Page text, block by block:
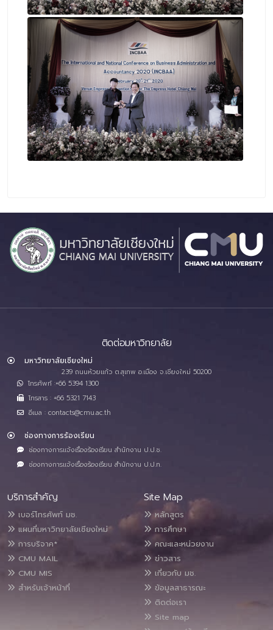
ติดต่อมหาวิทยาลัย
มหาวิทยาลัยเชียงใหม่
239 ถนนห้วยแก้ว ต.สุเทพ อ.เมือง จ.เชียงใหม่ 50200
โทรศัพท์ :+66 5394 1300
โทรสาร : +66 5321 7143
อีเมล : contacts@cmu.ac.th
ช่องทางการร้องเรียน
ช่องทางการแจ้งเรื่องร้องเรียน สำนักงาน ป.ป.ช.
ช่องทางการแจ้งเรื่องร้องเรียน สำนักงาน ป.ป.ท.
บริการสำคัญ
เบอร์โทรศัพท์ มช.
แผนที่มหาวิทยาลัยเชียงใหม่
การบริจาค*
CMU MAIL
CMU MIS
สำหรับเจ้าหน้าที่
Site Map
หลักสูตร
การศึกษา
คณะและหน่วยงาน
ข่าวสาร
เกี่ยวกับ มช.
ข้อมูลสาธารณะ
ติดต่อเรา
Site map